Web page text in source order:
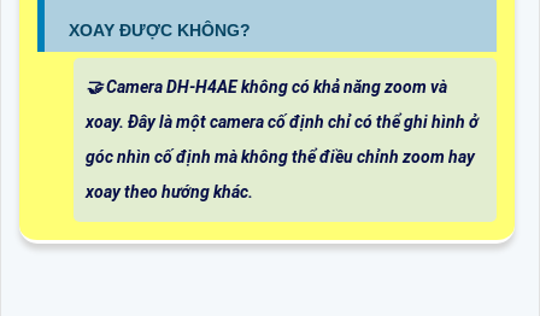
XOAY ĐƯỢC KHÔNG?
🤝 Camera DH-H4AE không có khả năng zoom và
xoay. Đây là một camera cố định chỉ có thể ghi hình ở
góc nhìn cố định mà không thể điều chỉnh zoom hay
xoay theo hướng khác.